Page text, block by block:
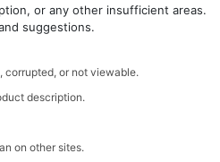
or any other insufficient areas.
suggestions.
corrupted, or not viewable.
description.
on other sites.